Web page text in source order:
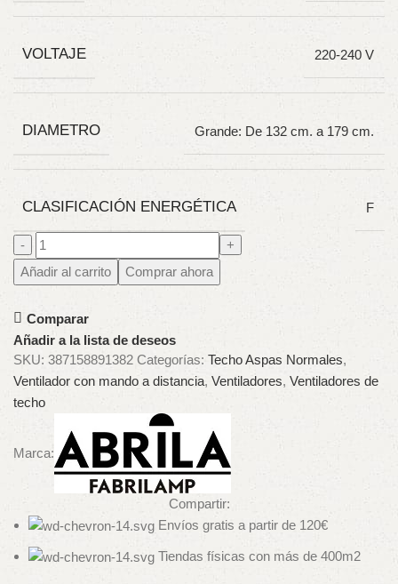
VOLTAJE 220-240 V
DIAMETRO Grande: De 132 cm. a 179 cm.
CLASIFICACIÓN ENERGÉTICA F
Añadir al carrito Comprar ahora
Comparar
Añadir a la lista de deseos
SKU: 387158891382 Categorías: Techo Aspas Normales,
Ventilador con mando a distancia, Ventiladores, Ventiladores de
techo
Marca:
Compartir:
Envíos gratis a partir de 120€
Tiendas físicas con más de 400m2